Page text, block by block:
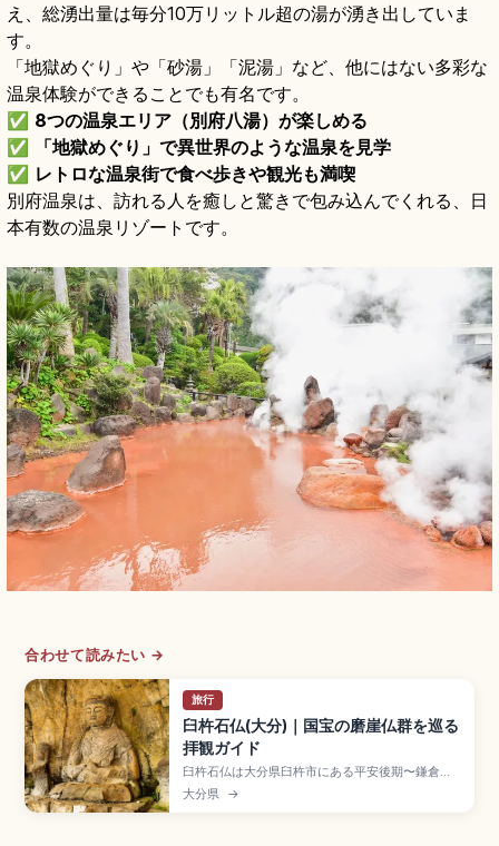
え、総湧出量は毎分10万リットル超の湯が湧き出していま
す。
「地獄めぐり」や「砂湯」「泥湯」など、他にはない多彩な
温泉体験ができることでも有名です。
✅ 8つの温泉エリア（別府八湯）が楽しめる
✅
「地獄めぐり」で異世界のような温泉を見学
✅ レトロな温泉街で食べ歩きや観光も満喫
別府温泉は、訪れる人を癒しと驚きで包み込んでくれる、日
本有数の温泉リゾートです。
合わせて読みたい →
旅行
臼杵石仏(大分)｜国宝の磨崖仏群を巡る
拝観ガイド
臼杵石仏は大分県臼杵市にある平安後期〜鎌倉時
代の磨崖仏群で、磨崖仏として国宝に指定された
貴重な文化財。古園石仏の大日如来像が代表で、
大分県 →